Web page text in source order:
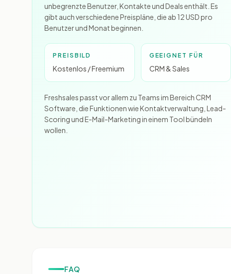
unbegrenzte Benutzer, Kontakte und Deals enthält. Es
gibt auch verschiedene Preispläne, die ab 12 USD pro
Benutzer und Monat beginnen.
PREISBILD
Kostenlos / Freemium
GEEIGNET FÜR
CRM & Sales
Freshsales passt vor allem zu Teams im Bereich CRM
Software, die Funktionen wie Kontaktverwaltung, Lead-
Scoring und E-Mail-Marketing in einem Tool bündeln
wollen.
FAQ